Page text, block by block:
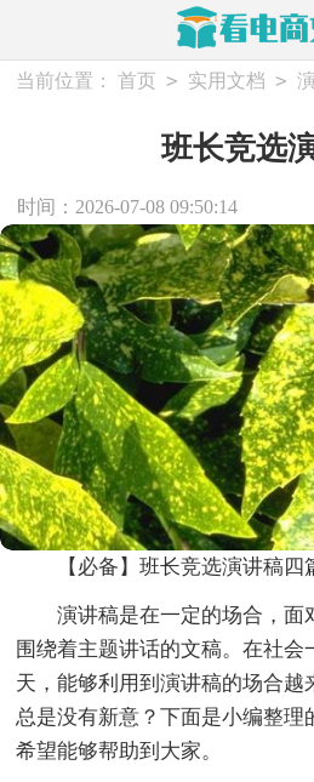
当前位置： 首页 > 实用文档 >
班长竞选
时间：2026-07-08 09:50:14
【必备】班长竞选演讲稿四
演讲稿是在一定的场合，面
围绕着主题讲话的文稿。在社会
天，能够利用到演讲稿的场合越
总是没有新意？下面是小编整理
希望能够帮助到大家。